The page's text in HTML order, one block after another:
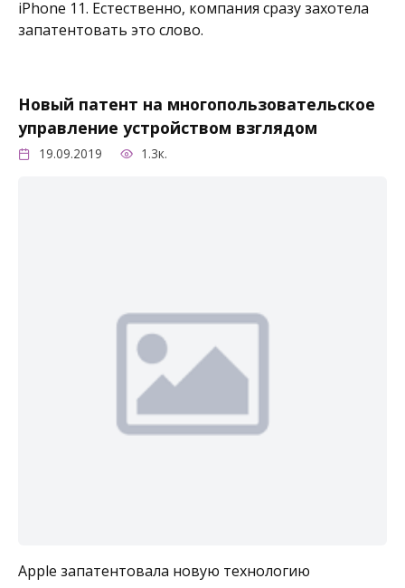
iPhone 11. Естественно, компания сразу захотела
запатентовать это слово.
Новый патент на многопользовательское
управление устройством взглядом
19.09.2019 1.3к.
Apple запатентовала новую технологию